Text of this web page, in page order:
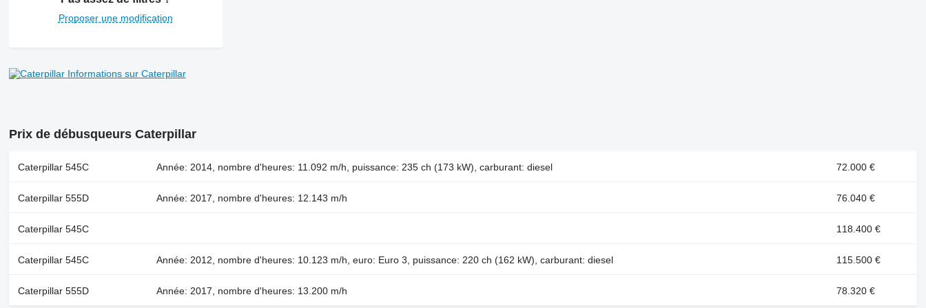
Proposer une modification
Informations sur Caterpillar
Prix de débusqueurs Caterpillar
Caterpillar 545C Année: 2014, nombre d'heures: 11.092 m/h, puissance: 235 ch (173 kW), carburant: diesel 72.000 €
Caterpillar 555D Année: 2017, nombre d'heures: 12.143 m/h 76.040 €
Caterpillar 545C 118.400 €
Caterpillar 545C Année: 2012, nombre d'heures: 10.123 m/h, euro: Euro 3, puissance: 220 ch (162 kW), carburant: diesel 115.500 €
Caterpillar 555D Année: 2017, nombre d'heures: 13.200 m/h
78.320 €